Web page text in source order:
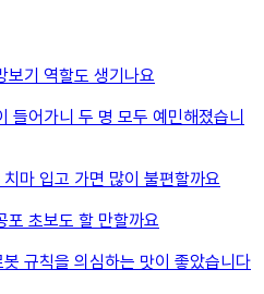
보기 역할도 생기나요
들어가니 두 명 모두 예민해졌습니
마 입고 가면 많이 불편할까요
포 초보도 할 만할까요
규칙을 의심하는 맛이 좋았습니다